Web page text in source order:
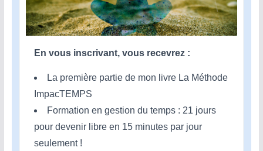
En vous inscrivant, vous recevrez :
La première partie de mon livre La Méthode
ImpacTEMPS
Formation en gestion du temps : 21 jours
pour devenir libre en 15 minutes par jour
seulement !